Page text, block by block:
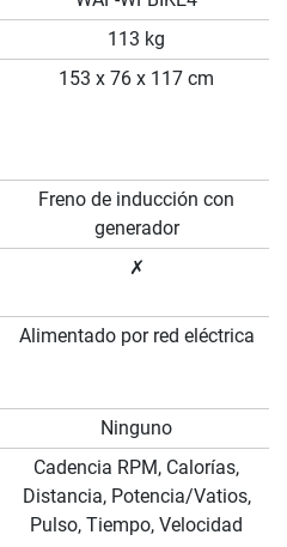
113 kg
153 x 76 x 117 cm
Freno de inducción con
generador
✗
Alimentado por red eléctrica
Ninguno
Cadencia RPM, Calorías,
Distancia, Potencia/Vatios,
Pulso, Tiempo, Velocidad